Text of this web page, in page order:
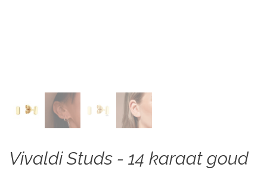
Vivaldi Studs - 14 karaat goud